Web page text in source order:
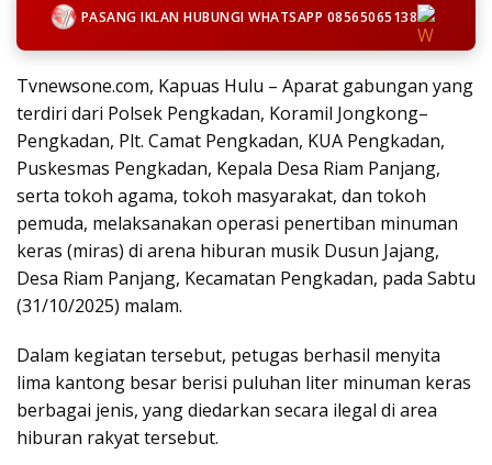
PASANG IKLAN HUBUNGI WHATSAPP 08565065138
Tvnewsone.com, Kapuas Hulu – Aparat gabungan yang
terdiri dari Polsek Pengkadan, Koramil Jongkong–
Pengkadan, Plt. Camat Pengkadan, KUA Pengkadan,
Puskesmas Pengkadan, Kepala Desa Riam Panjang,
serta tokoh agama, tokoh masyarakat, dan tokoh
pemuda, melaksanakan operasi penertiban minuman
keras (miras) di arena hiburan musik Dusun Jajang,
Desa Riam Panjang, Kecamatan Pengkadan, pada Sabtu
(31/10/2025) malam.
Dalam kegiatan tersebut, petugas berhasil menyita
lima kantong besar berisi puluhan liter minuman keras
berbagai jenis, yang diedarkan secara ilegal di area
hiburan rakyat tersebut.